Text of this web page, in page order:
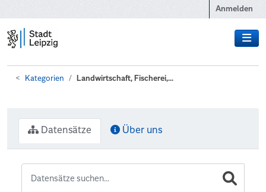
Anmelden
Kategorien Landwirtschaft, Fischerei,...
Datensätze Über uns